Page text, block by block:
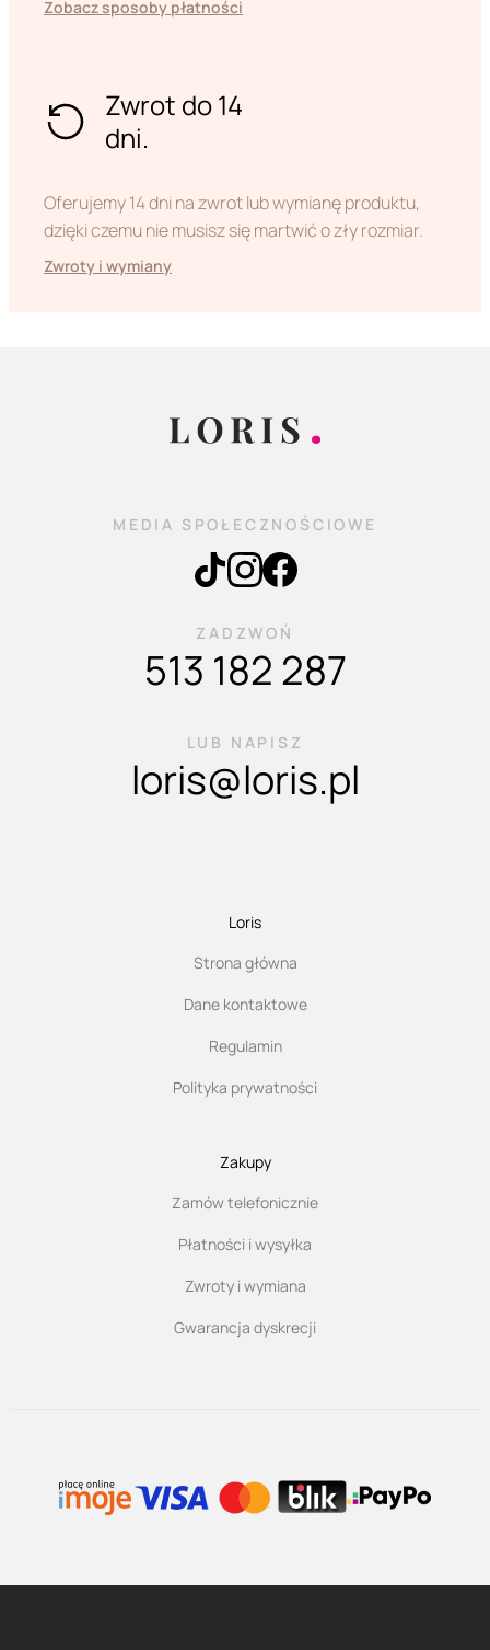
Zobacz sposoby płatności
Zwrot do 14
dni.
Oferujemy 14 dni na zwrot lub wymianę produktu,
dzięki czemu nie musisz się martwić o zły rozmiar.
Zwroty i wymiany
MEDIA SPOŁECZNOŚCIOWE
ZADZWOŃ
513 182 287
LUB NAPISZ
loris@loris.pl
Loris
Strona główna
Dane kontaktowe
Regulamin
Polityka prywatności
Zakupy
Zamów telefonicznie
Płatności i wysyłka
Zwroty i wymiana
Gwarancja dyskrecji